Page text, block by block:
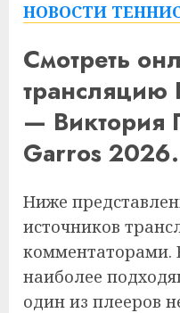
НОВОСТИ
Смотреть
трансляцию
— Виктория
Garros
Ниже
источников
комментаторами.
наиболее
один из плееров